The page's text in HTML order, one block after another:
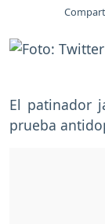
El patinador
prueba